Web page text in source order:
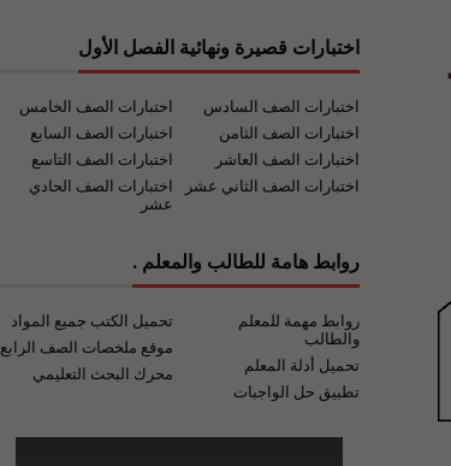
اختبارات قصيرة ونهائية الفصل الأول
اختبارات الصف الخامس
اختبارات الصف السادس
اختبارات الصف السابع
اختبارات الصف الثامن
اختبارات الصف التاسع
اختبارات الصف العاشر
اختبارات الصف الحادي
عشر
اختبارات الصف الثاني عشر
روابط هامة للطالب والمعلم .
تحميل الكتب جميع المواد
روابط مهمة للمعلم
والطالب
موقع ملخصات الصف الرابع
تحميل أدلة المعلم
محرك البحث التعليمي
تطبيق حل الواجبات